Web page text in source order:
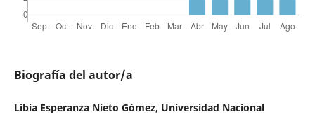
Biografía del autor/a
Libia Esperanza Nieto Gómez, Universidad Nacional